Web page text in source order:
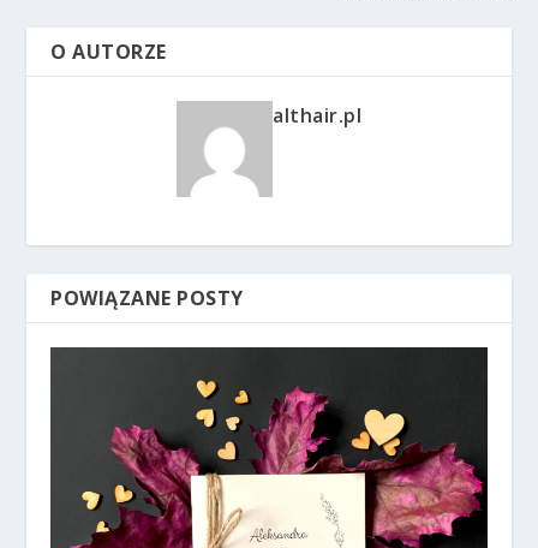
O AUTORZE
althair.pl
POWIĄZANE POSTY